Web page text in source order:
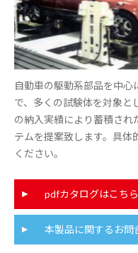
自動車の駆動系部品を中心
で、多くの試験体を対象と
の納入実績により蓄積され
テムを提案致します。具体
ください。
pdfカタログはこちら
本製品に関するお問